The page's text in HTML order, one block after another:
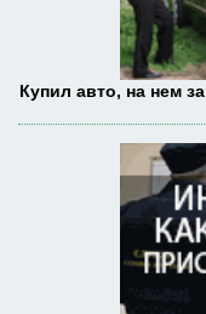
Купил авто, на нем